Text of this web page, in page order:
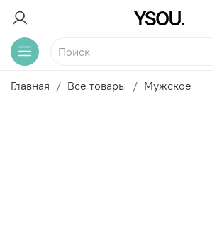
Главная Все товары Мужское